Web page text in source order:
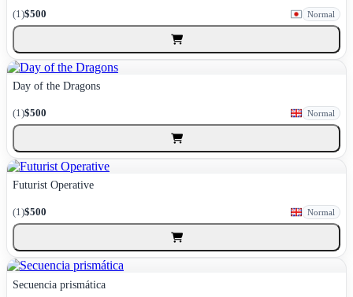
(1)$500 Normal
Day of the Dragons
(1)$500 Normal
Futurist Operative
(1)$500 Normal
Secuencia prismática